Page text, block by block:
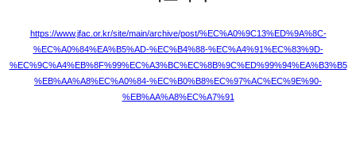
https://www.jfac.or.kr/site/main/archive/post/%EC%A0%9C13%ED%9A%8C-
%EC%A0%84%EA%B5%AD-%EC%B4%88-%EC%A4%91%EC%83%9D-
%EC%9C%A4%EB%8F%99%EC%A3%BC%EC%8B%9C%ED%99%94%EA%B3%B5
%EB%AA%A8%EC%A0%84-%EC%B0%B8%EC%97%AC%EC%9E%90-
%EB%AA%A8%EC%A7%91